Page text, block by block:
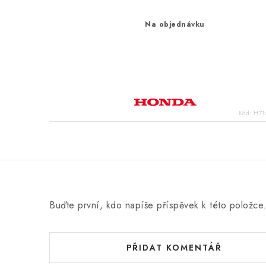
Na objednávku
Kód:
Buďte první, kdo napíše příspěvek k této položce.
PŘIDAT KOMENTÁŘ